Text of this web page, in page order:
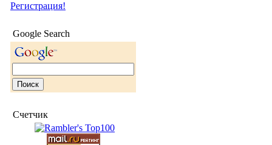
Регистрация!
Google Search
Счетчик